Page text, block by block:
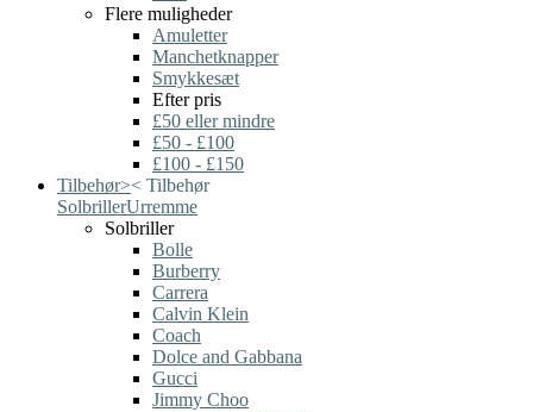
Flere muligheder
Amuletter
Manchetknapper
Smykkesæt
Efter pris
£50 eller mindre
£50 - £100
£100 - £150
Tilbehør>< Tilbehør
SolbrillerUrremme
Solbriller
Bolle
Burberry
Carrera
Calvin Klein
Coach
Dolce and Gabbana
Gucci
Jimmy Choo